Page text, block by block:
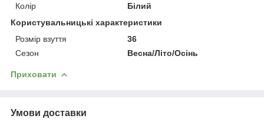
Колір
Білий
Користувальницькі характеристики
Розмір взуття
36
Сезон
Весна/Літо/Осінь
Приховати
Умови доставки